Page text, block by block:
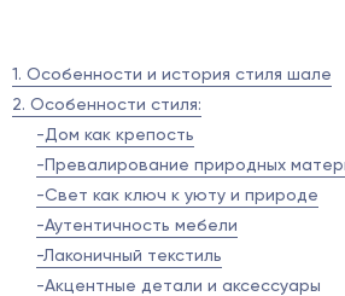
1. Особенности и история стиля шале
2. Особенности стиля:
-Дом как крепость
-Превалирование природных
-Свет как ключ к уюту и природе
-Аутентичность мебели
-Лаконичный текстиль
-Акцентные детали и аксессуары